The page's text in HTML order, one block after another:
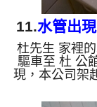
11.水管出
杜先生 家裡
驅車至 杜 公
現，本公司架
管路裡面，等
旋波 模式，